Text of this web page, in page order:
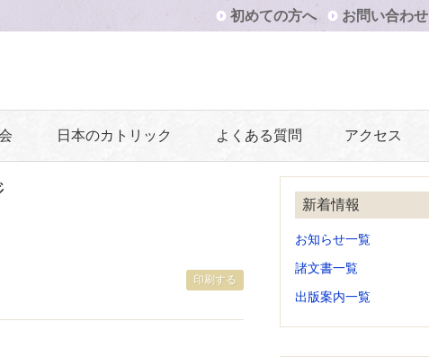
初めての方へ お問い合わせ
日本のカトリック よくある質問 アクセス
印刷する
新着情報
お知らせ一覧
諸文書一覧
出版案内一覧